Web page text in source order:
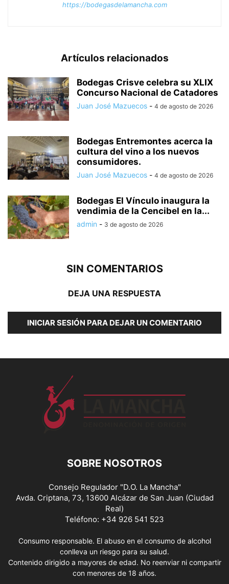
https://bodegasdelamancha.com
Artículos relacionados
Bodegas Crisve celebra su XLIX
Concurso Nacional de Catadores
Juan José Mazuecos - 4 de agosto de 2026
Bodegas Entremontes acerca la
cultura del vino a los nuevos
consumidores.
Juan José Mazuecos - 4 de agosto de 2026
Bodegas El Vínculo inaugura la
vendimia de la Cencibel en la...
admin - 3 de agosto de 2026
SIN COMENTARIOS
DEJA UNA RESPUESTA
INICIAR SESIÓN PARA DEJAR UN COMENTARIO
SOBRE NOSOTROS
Consejo Regulador "D.O. La Mancha"
Avda. Criptana, 73, 13600 Alcázar de San Juan (Ciudad
Real)
Teléfono: +34 926 541 523
Consumo responsable. El abuso en el consumo de alcohol
conlleva un riesgo para su salud.
Contenido dirigido a mayores de edad. No reenviar ni compartir
con menores de 18 años.